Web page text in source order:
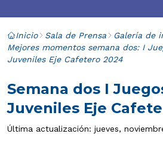
Inicio Sala de Prensa
Galería de
Mejores momentos semana dos: I
Juveniles Eje Cafetero 2024
Semana dos I
Juveniles Eje
Última actualización: jueves,